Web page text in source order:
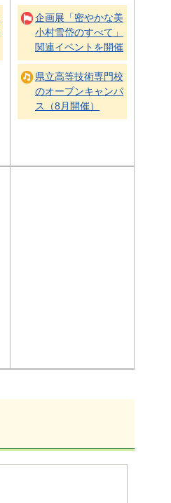
企画展「密やかな美
小村雪岱のすべて」
関連イベントを開催
県立高等技術専門校
のオープンキャンパ
ス（8月開催）